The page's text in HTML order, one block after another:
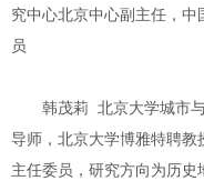
究中心北京中心副主任，
员
韩茂莉 北京大学城市
导师，北京大学博雅特聘教
主任委员，研究方向为历